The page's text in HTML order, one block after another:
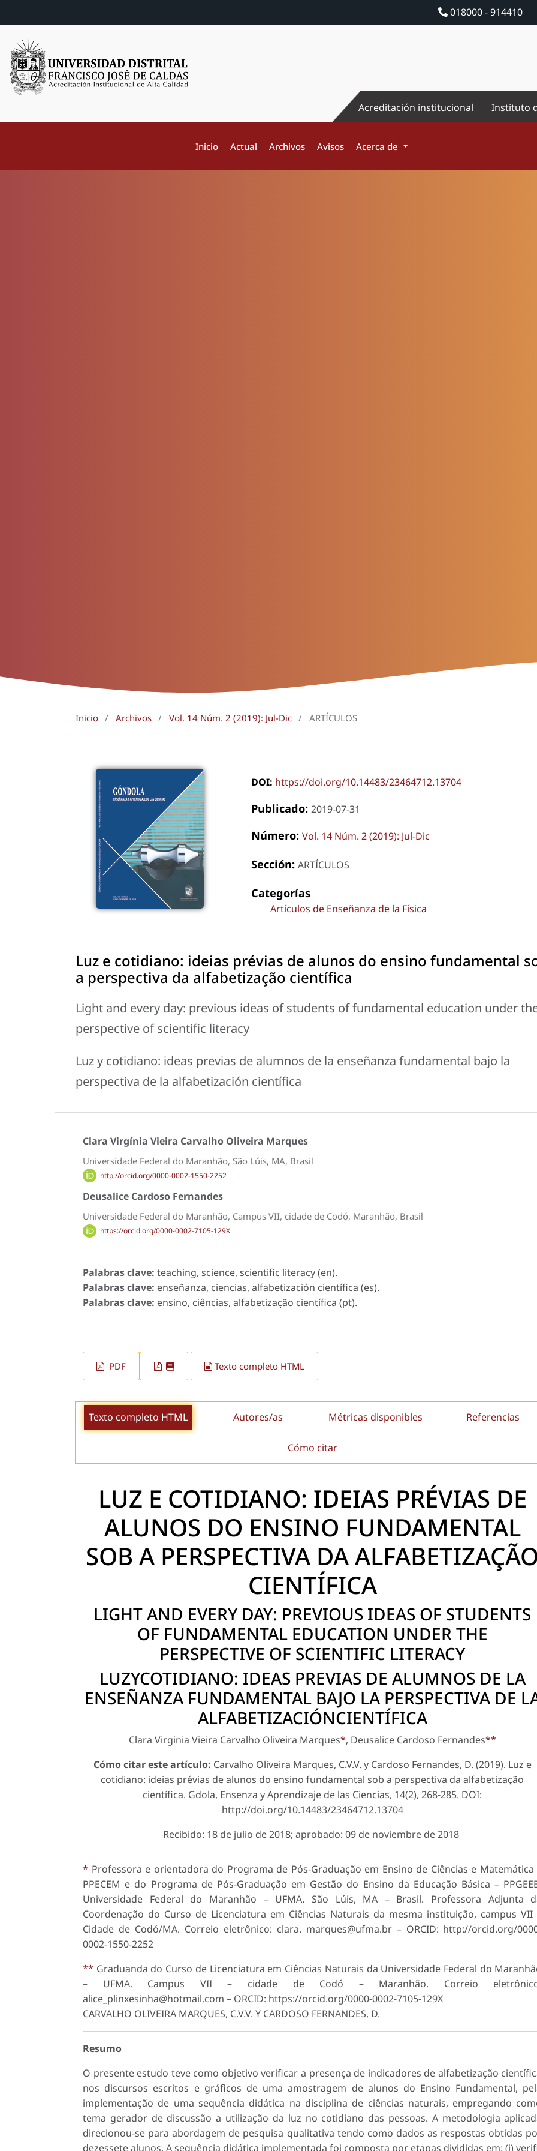
018000 - 914410
Acreditación institucional Instituto
Inicio Actual Archivos Avisos Acerca de
Inicio / Archivos / Vol. 14 Núm. 2 (2019): Jul-Dic / ARTÍCULOS
DOI: https://doi.org/10.14483/23464712.13704
Publicado: 2019-07-31
Número: Vol. 14 Núm. 2 (2019): Jul-Dic
Sección: ARTÍCULOS
Categorías
Artículos de Enseñanza de la Física
Luz e cotidiano: ideias prévias de alunos do ensino fundamental
a perspectiva da alfabetização científica
Light and every day: previous ideas of students of fundamental education under
perspective of scientific literacy
Luz y cotidiano: ideas previas de alumnos de la enseñanza fundamental bajo la
perspectiva de la alfabetización científica
Clara Virgínia Vieira Carvalho Oliveira Marques
Universidade Federal do Maranhão, São Lúis, MA, Brasil
http://orcid.org/0000-0002-1550-2252
Deusalice Cardoso Fernandes
Universidade Federal do Maranhão, Campus VII, cidade de Codó, Maranhão, Brasil
https://orcid.org/0000-0002-7105-129X
Palabras clave: teaching, science, scientific literacy (en).
Palabras clave: enseñanza, ciencias, alfabetización científica (es).
Palabras clave: ensino, ciências, alfabetização científica (pt).
PDF Texto completo HTML
Texto completo HTML Autores/as Métricas disponibles Referencias
Cómo citar
LUZ E COTIDIANO: IDEIAS PRÉVIAS DE
ALUNOS DO ENSINO FUNDAMENTAL
SOB A PERSPECTIVA DA
CIENTÍFICA
LIGHT AND EVERY DAY: PREVIOUS IDEAS OF STUDENTS
OF FUNDAMENTAL EDUCATION UNDER THE
PERSPECTIVE OF SCIENTIFIC LITERACY
LUZYCOTIDIANO: IDEAS PREVIAS DE ALUMNOS DE LA
ENSEÑANZA FUNDAMENTAL BAJO LA PERSPECTIVA DE
ALFABETIZACIÓNCIENTÍFICA
Clara Virginia Vieira Carvalho Oliveira Marques*, Deusalice Cardoso Fernandes**
Cómo citar este artículo: Carvalho Oliveira Marques, C.V.V. y Cardoso Fernandes, D. (2019). Luz e
cotidiano: ideias pré­vias de alunos do ensino fundamental sob a perspectiva da alfabetização
científica. Gdola, Ensenza y Aprendizaje de las Ciencias, 14(2), 268-285. DOI:
http://doi.org/10.14483/23464712.13704
Recibido: 18 de julio de 2018; aprobado: 09 de noviembre de 2018
* Professora e orientadora do Programa de Pós-Graduação em Ensino de Ciências e Matemática
PPECEM e do Programa de Pós-Graduação em Gestão do Ensino da Educação Básica –
Universidade Federal do Maranhão – UFMA. São Lúis, MA – Brasil. Professora Adjunta
Coordenação do Curso de Licenciatura em Ciências Naturais da mesma instituição, campus VII
Cidade de Codó/MA. Correio eletrônico: clara. marques@ufma.br – ORCID: http://orcid.org/
0002-1550-2252
** Graduanda do Curso de Licenciatura em Ciências Naturais da Universidade Federal do
– UFMA. Campus VII – cidade de Codó – Maranhão. Correio
alice_plinxesinha@hotmail.com – ORCID: https://orcid.org/0000-0002-7105-129X
CARVALHO OLIVEIRA MARQUES, C.V.V. Y CARDOSO FERNANDES, D.
Resumo
O presente estudo teve como objetivo verificar a presença de indicadores de alfabe­tização
nos discursos escritos e gráficos de uma amostragem de alunos do Ensino Fundamental,
implementação de uma sequência didática na disciplina de ciências naturais, empregando
tema gerador de discussão a utilização da luz no cotidiano das pessoas. A metodologia
direcionou-se para abordagem de pesquisa qualitativa tendo como dados as respostas obtidas
dezessete alunos. A sequência didática implementada foi composta por etapas divididas em: (i)